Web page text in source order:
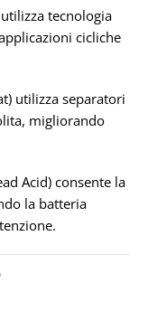
utilizza tecnologia
cicliche
utilizza separatori
migliorando
Acid) consente la
la batteria